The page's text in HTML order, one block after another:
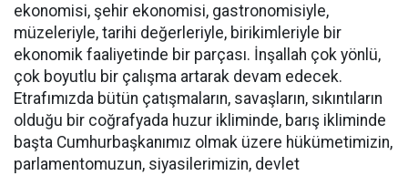
ekonomisi, şehir ekonomisi, gastronomisiyle,
müzeleriyle, tarihi değerleriyle, birikimleriyle bir
ekonomik faaliyetinde bir parçası. İnşallah çok yönlü,
çok boyutlu bir çalışma artarak devam edecek.
Etrafımızda bütün çatışmaların, savaşların, sıkıntıların
olduğu bir coğrafyada huzur ikliminde, barış ikliminde
başta Cumhurbaşkanımız olmak üzere hükümetimizin,
parlamentomuzun, siyasilerimizin, devlet